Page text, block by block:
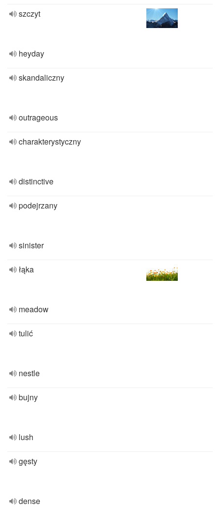
szczyt
heyday
skandaliczny
outrageous
charakterystyczny
distinctive
podejrzany
sinister
łąka
meadow
tulić
nestle
bujny
lush
gęsty
dense